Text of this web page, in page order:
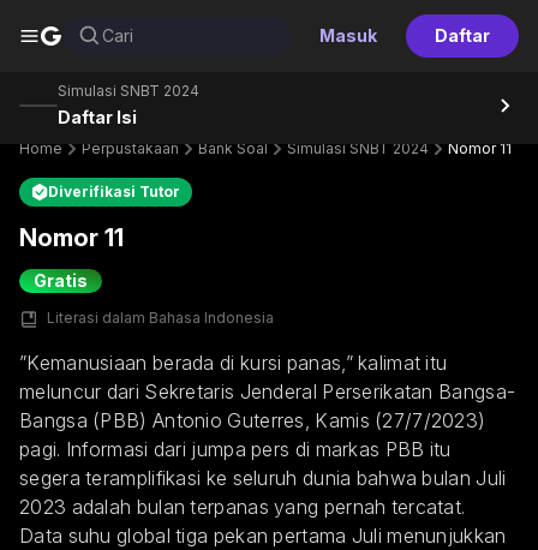
G Cari Masuk Daftar
Simulasi SNBT 2024
Daftar Isi
Home Perpustakaan Bank Soal Simulasi SNBT 2024 Nomor 11
Diverifikasi Tutor
Nomor 11
Gratis
Literasi dalam Bahasa Indonesia
”Kemanusiaan berada di kursi panas,” kalimat itu
meluncur dari Sekretaris Jenderal Perserikatan Bangsa-
Bangsa (PBB) Antonio Guterres, Kamis (27/7/2023)
pagi. Informasi dari jumpa pers di markas PBB itu
segera teramplifikasi ke seluruh dunia bahwa bulan Juli
2023 adalah bulan terpanas yang pernah tercatat.
Data suhu global tiga pekan pertama Juli menunjukkan